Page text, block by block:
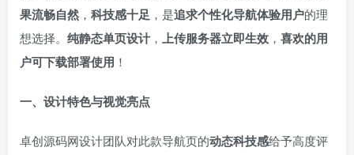
果流畅自然 ， 科技感十足 ，是追求个性化导航体验用户的理
想选择。 纯静态单页设计， 上传服务器立即生效 ， 喜欢的用
户可下载部署使用 ！
一、设计特色与视觉亮点
卓创源码网设计团队对此款导航页的动态科技感给予高度评